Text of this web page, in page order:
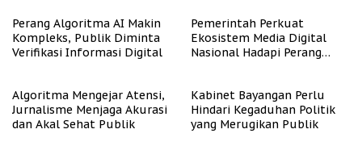
Perang Algoritma AI Makin
Kompleks, Publik Diminta
Verifikasi Informasi Digital
Pemerintah Perkuat
Ekosistem Media Digital
Nasional Hadapi Perang
Algoritma Mengejar Atensi,
Jurnalisme Menjaga Akurasi
dan Akal Sehat Publik
Kabinet Bayangan Perlu
Hindari Kegaduhan Politik
yang Merugikan Publik